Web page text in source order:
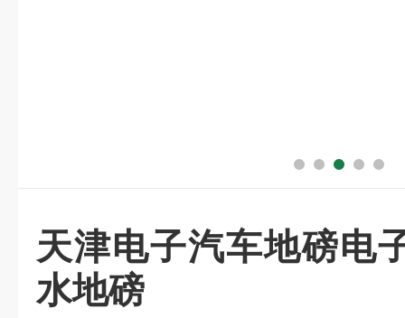
天津电子汽车地磅电
水地磅